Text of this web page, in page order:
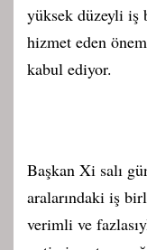
yüksek düzeyli iş
hizmet eden
kabul ediyor.
Başkan Xi salı
aralarındaki iş
verimli ve